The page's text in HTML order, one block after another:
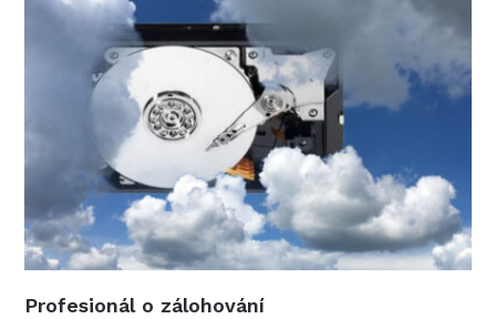
Profesionál o zálohování